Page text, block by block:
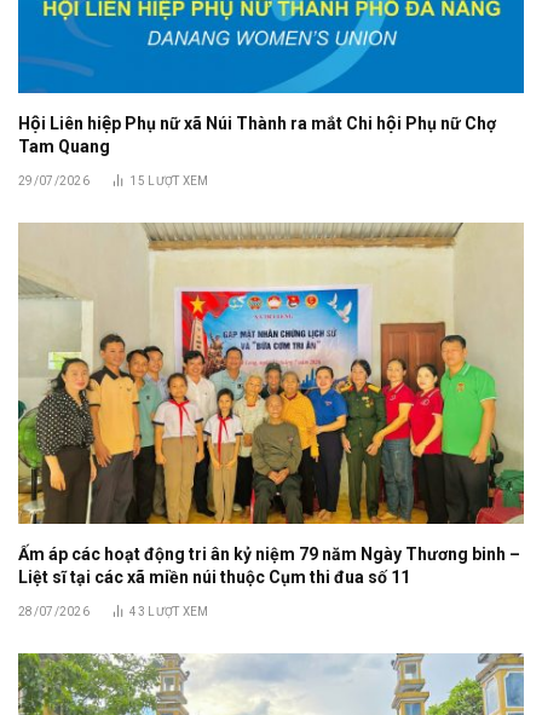
Hội Liên hiệp Phụ nữ xã Núi Thành ra mắt Chi hội Phụ nữ Chợ
Tam Quang
29/07/2026 15 LƯỢT XEM
Ấm áp các hoạt động tri ân kỷ niệm 79 năm Ngày Thương binh –
Liệt sĩ tại các xã miền núi thuộc Cụm thi đua số 11
28/07/2026 43 LƯỢT XEM